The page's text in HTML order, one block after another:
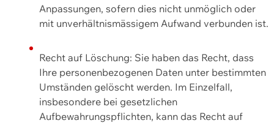
Anpassungen, sofern dies nicht unmöglich oder
mit unverhältnismässigem Aufwand verbunden ist.
Recht auf Löschung: Sie haben das Recht, dass
Ihre personenbezogenen Daten unter bestimmten
Umständen gelöscht werden. Im Einzelfall,
insbesondere bei gesetzlichen
Aufbewahrungspflichten, kann das Recht auf